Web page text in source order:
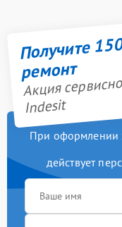
Получите
ремонт
Акция
Indesit
При оформлении
действует